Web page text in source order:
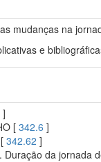
mudanças na
e
]
[ 342.6 ]
342.62 ]
Duração da jornada